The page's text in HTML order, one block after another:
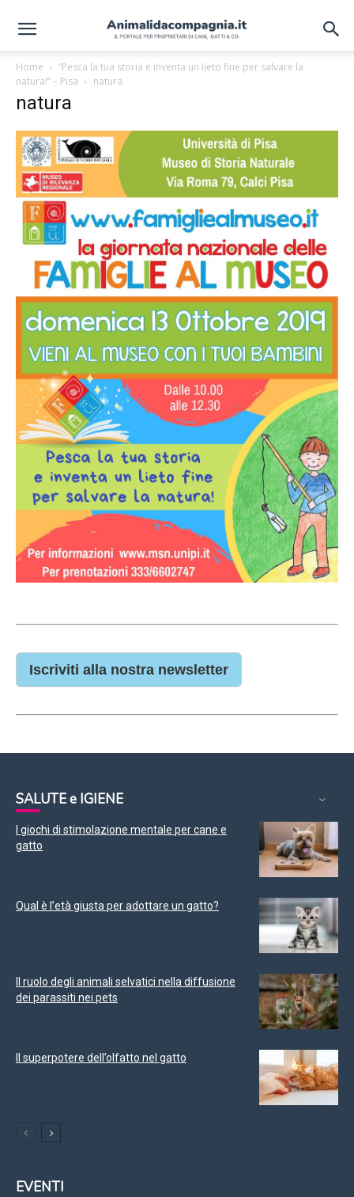
Home
“Pesca la tua storia e inventa un lieto fine per salvare la
natura!” – Pisa
natura
natura
Iscriviti alla nostra newsletter
SALUTE e IGIENE
I giochi di stimolazione mentale per cane e
gatto
Qual è l’età giusta per adottare un gatto?
Il ruolo degli animali selvatici nella diffusione
dei parassiti nei pets
Il superpotere dell’olfatto nel gatto
EVENTI